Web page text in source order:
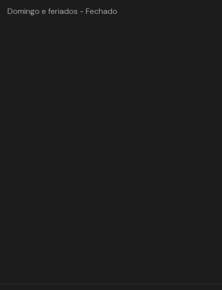
Domingo e feriados - Fechado